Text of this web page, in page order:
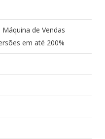
de Vendas
em até 200%